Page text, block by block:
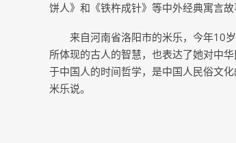
饼人》和《铁杵成针》等中外经典寓言
来自河南省洛阳市的米乐，今年10
所体现的古人的智慧，也表达了她对中
于中国人的时间哲学，是中国人民俗文
米乐说。